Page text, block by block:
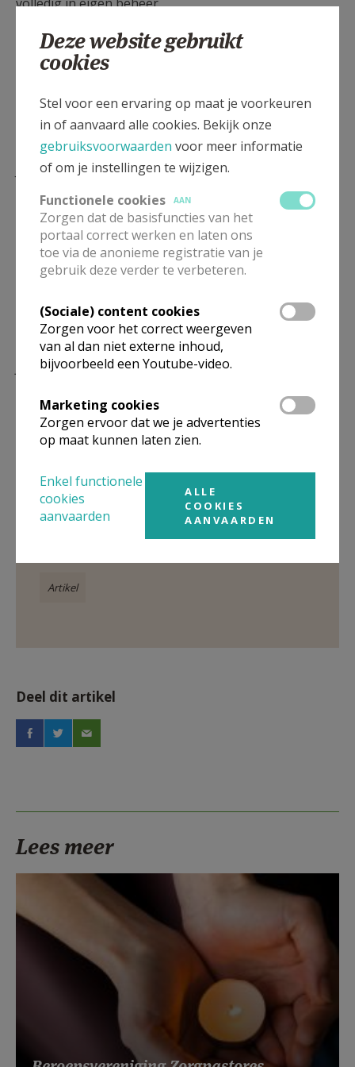
Het formulier dat je hiervoor aan je bankinstelling
kan overmaken hoef je enkel in te vullen en af te
).
Je geniet bovendien van belastingvermindering.
Alle giften van 40 euro of meer per kalenderjaar aan
CCV geven recht op een fiscaal attest.
Op 12 december 2025 keurde de Arizona-
meerderheid in de Kamer het wetsvoorstel goed om
de belastingvermindering voor giften vanaf 40 euro
te verlagen van 45% naar 30%. De maatregel geldt
met terugwerkende kracht voor alle giften vanaf 1
januari 2025.
CCV Brussel
Artikel
Deel dit artikel
Lees meer
Deze website gebruikt
cookies
Stel voor een ervaring op maat je voorkeuren
in of aanvaard alle cookies. Bekijk onze
gebruiksvoorwaarden voor meer informatie
of om je instellingen te wijzigen.
Functionele cookies
AAN
Zorgen dat de basisfuncties van het
portaal correct werken en laten ons
toe via de anonieme registratie van je
gebruik deze verder te verbeteren.
(Sociale) content cookies
Zorgen voor het correct weergeven
van al dan niet externe inhoud,
bijvoorbeeld een Youtube-video.
Marketing cookies
Zorgen ervoor dat we je advertenties
op maat kunnen laten zien.
Enkel functionele
cookies
aanvaarden
ALLE
COOKIES
AANVAARDEN